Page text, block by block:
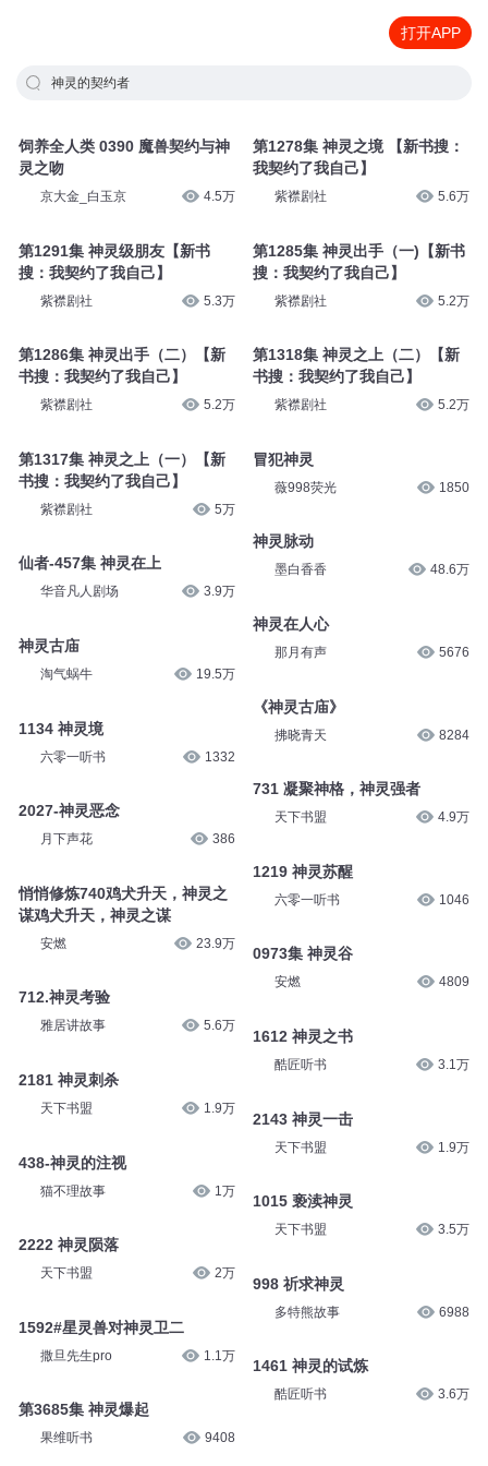
打开APP
神灵的契约者
饲养全人类 0390 魔兽契约与神
灵之吻
京大金_白玉京 4.5万
第1291集 神灵级朋友【新书
搜：我契约了我自己】
紫襟剧社 5.3万
第1286集 神灵出手（二）【新
书搜：我契约了我自己】
紫襟剧社 5.2万
第1317集 神灵之上（一）【新
书搜：我契约了我自己】
紫襟剧社 5万
仙者-457集 神灵在上
华音凡人剧场 3.9万
神灵古庙
淘气蜗牛 19.5万
1134 神灵境
六零一听书 1332
2027-神灵恶念
月下声花 386
悄悄修炼740鸡犬升天，神灵之
谋鸡犬升天，神灵之谋
安燃 23.9万
712.神灵考验
雅居讲故事 5.6万
2181 神灵刺杀
天下书盟 1.9万
438-神灵的注视
猫不理故事 1万
2222 神灵陨落
天下书盟 2万
1592#星灵兽对神灵卫二
撒旦先生pro 1.1万
第3685集 神灵爆起
果维听书 9408
第1278集 神灵之境 【新书搜：
我契约了我自己】
紫襟剧社 5.6万
第1285集 神灵出手（一)【新书
搜：我契约了我自己】
紫襟剧社 5.2万
第1318集 神灵之上（二）【新
书搜：我契约了我自己】
紫襟剧社 5.2万
冒犯神灵
薇998荧光 1850
神灵脉动
墨白香香 48.6万
神灵在人心
那月有声 5676
《神灵古庙》
拂晓青天 8284
731 凝聚神格，神灵强者
天下书盟 4.9万
1219 神灵苏醒
六零一听书 1046
0973集 神灵谷
安燃 4809
1612 神灵之书
酷匠听书 3.1万
2143 神灵一击
天下书盟 1.9万
1015 亵渎神灵
天下书盟 3.5万
998 祈求神灵
多特熊故事 6988
1461 神灵的试炼
酷匠听书 3.6万